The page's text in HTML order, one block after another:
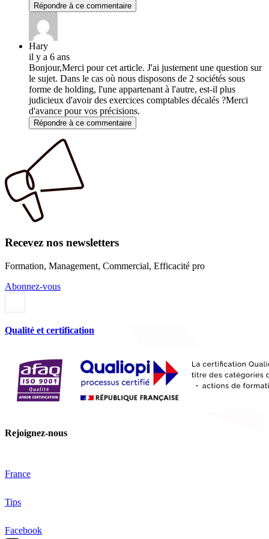
Répondre à ce commentaire
Hary
il y a 6 ans
Bonjour,Merci pour cet article. J'ai justement une question sur
le sujet. Dans le cas où nous disposons de 2 sociétés sous
forme de holding, l'une appartenant à l'autre, est-il plus
judicieux d'avoir des exercices comptables décalés ?Merci
d'avance pour vos précisions.
Répondre à ce commentaire
Recevez nos newsletters
Formation, Management, Commercial, Efficacité pro
Abonnez-vous
Qualité et certification
Rejoignez-nous
France
Tips
Facebook